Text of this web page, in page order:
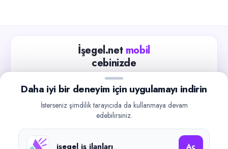
İşegel.net mobil
cebinizde
Güncel iş ilanlarını takip edin, işverenlerle hızlıca
iletişime geçin.
Google Play
Daha iyi bir deneyim için uygulamayı indirin
İsterseniz şimdilik tarayıcıda da kullanmaya devam
edebilirsiniz.
işegel iş ilanları Aç